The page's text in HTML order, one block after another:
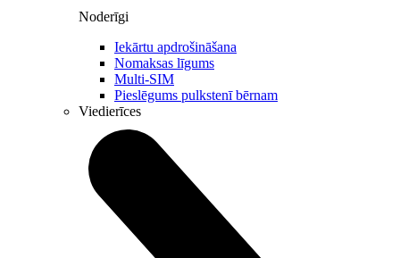
Noderīgi
Iekārtu apdrošināšana
Nomaksas līgums
Multi-SIM
Pieslēgums pulkstenī bērnam
Viedierīces